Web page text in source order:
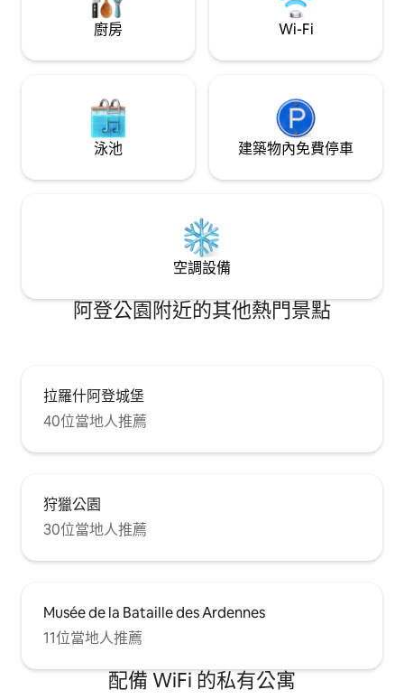
廚房 Wi-Fi
泳池 建築物內免費停車
空調設備
阿登公園附近的其他熱門景點
拉羅什阿登城堡
40位當地人推薦
狩獵公園
30位當地人推薦
Musée de la Bataille des Ardennes
11位當地人推薦
配備 WiFi 的私有公寓